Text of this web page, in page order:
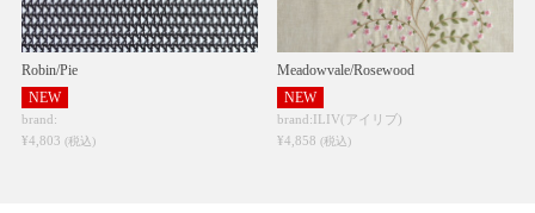
Robin/Pie
NEW
brand:
¥4,803 (税込)
Meadowvale/Rosewood
NEW
brand:ILIV(アイリブ)
¥4,858(税込)